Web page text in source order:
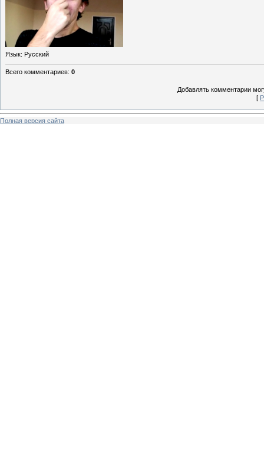
Язык: Русский
Всего комментариев: 0
Добавлять комментарии
[
Полная версия сайта